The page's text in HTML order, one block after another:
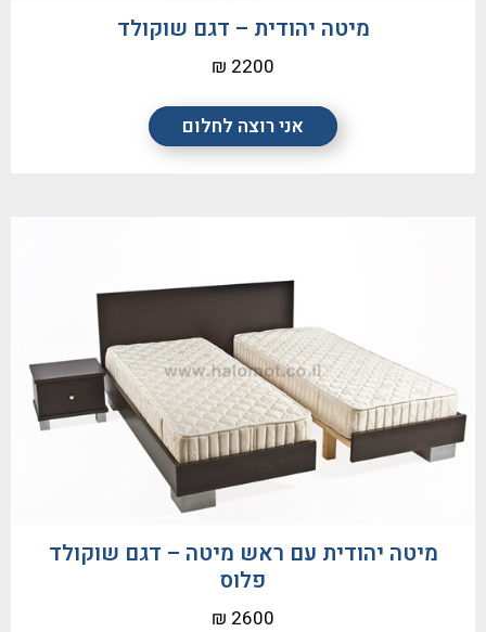
אני רוצה לחלום
מיטה יהודית – דגם שוקולד
2200 ₪
מיטה יהודית עם ראש מיטה – דגם שוקולד
פלוס
2600 ₪